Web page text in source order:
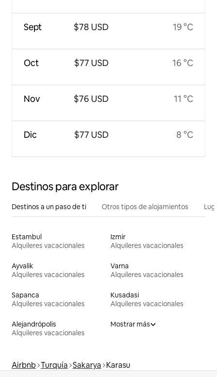
Sept
Oct
Nov
Dic
$78 USD
$77 USD
$76 USD
$77 USD
19 °C
16 °C
11 °C
8 °C
Destinos para explorar
Destinos a un paso de ti Otros tipos de alojamientos
Estambul
Alquileres vacacionales
Izmir
Alquileres vacacionales
Ayvalik
Alquileres vacacionales
Varna
Alquileres vacacionales
Sapanca
Alquileres vacacionales
Kusadasi
Alquileres vacacionales
Alejandrópolis
Alquileres vacacionales
Mostrar más
Airbnb Turquía Sakarya Karasu